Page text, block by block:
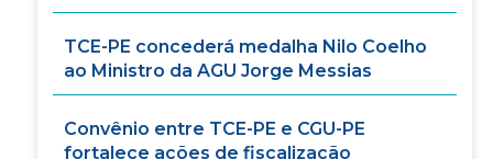
TCE-PE concederá medalha Nilo Coelho
ao Ministro da AGU Jorge Messias
Convênio entre TCE-PE e CGU-PE
fortalece ações de fiscalização